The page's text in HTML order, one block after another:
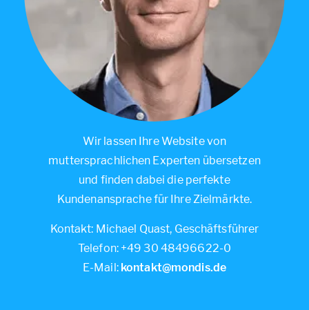
Wir lassen Ihre Website von
muttersprachlichen Experten übersetzen
und finden dabei die perfekte
Kundenansprache für Ihre Zielmärkte.
Kontakt: Michael Quast, Geschäftsführer
Telefon: +49 30 48496622-0
E-Mail: kontakt@mondis.de